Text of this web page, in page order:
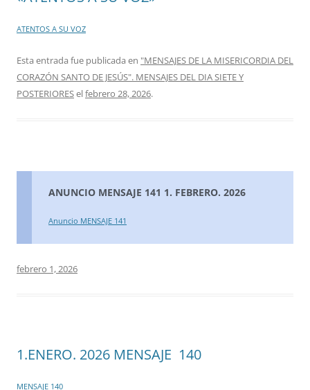
ATENTOS A SU VOZ
Esta entrada fue publicada en "MENSAJES DE LA MISERICORDIA DEL
CORAZÓN SANTO DE JESÚS". MENSAJES DEL DIA SIETE Y
POSTERIORESelfebrero 28, 2026.
ANUNCIO MENSAJE 141 1. FEBRERO. 2026
Anuncio MENSAJE 141
febrero 1, 2026
1.ENERO. 2026 MENSAJE 140
MENSAJE 140